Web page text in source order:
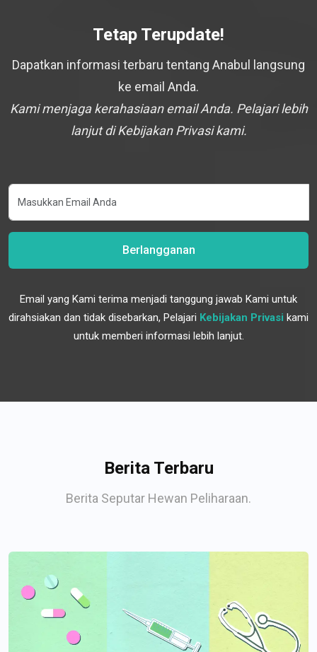
Tetap Terupdate!
Dapatkan informasi terbaru tentang Anabul langsung
ke email Anda.
Kami menjaga kerahasiaan email Anda. Pelajari lebih
lanjut di Kebijakan Privasi kami.
Berlangganan
Email yang Kami terima menjadi tanggung jawab Kami untuk
dirahsiakan dan tidak disebarkan, Pelajari Kebijakan Privasi kami
untuk memberi informasi lebih lanjut.
Berita Terbaru
Berita Seputar Hewan Peliharaan.